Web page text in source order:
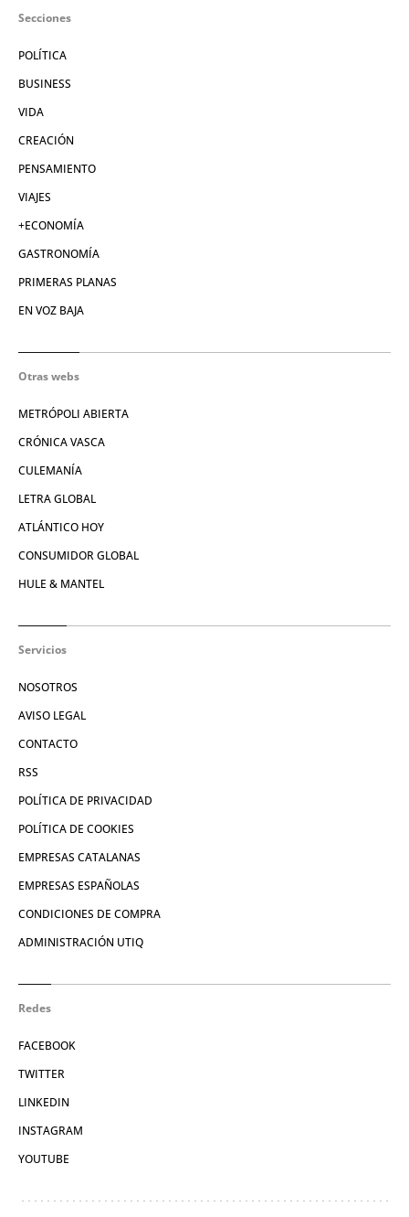
Secciones
POLÍTICA
BUSINESS
VIDA
CREACIÓN
PENSAMIENTO
VIAJES
+ECONOMÍA
GASTRONOMÍA
PRIMERAS PLANAS
EN VOZ BAJA
Otras webs
METRÓPOLI ABIERTA
CRÓNICA VASCA
CULEMANÍA
LETRA GLOBAL
ATLÁNTICO HOY
CONSUMIDOR GLOBAL
HULE & MANTEL
Servicios
NOSOTROS
AVISO LEGAL
CONTACTO
RSS
POLÍTICA DE PRIVACIDAD
POLÍTICA DE COOKIES
EMPRESAS CATALANAS
EMPRESAS ESPAÑOLAS
CONDICIONES DE COMPRA
ADMINISTRACIÓN UTIQ
Redes
FACEBOOK
TWITTER
LINKEDIN
INSTAGRAM
YOUTUBE